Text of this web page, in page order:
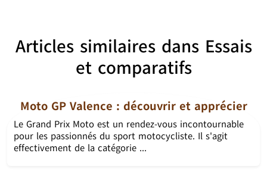
Articles similaires dans Essais
et comparatifs
Moto GP Valence : découvrir et apprécier
Le Grand Prix Moto est un rendez-vous incontournable
pour les passionnés du sport motocycliste. Il s'agit
effectivement de la catégorie ...